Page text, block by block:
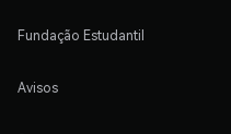
Fundação Estudantil
Avisos